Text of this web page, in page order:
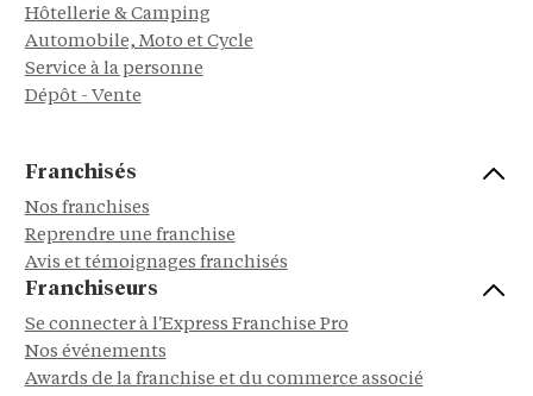
Hôtellerie & Camping
Automobile, Moto et Cycle
Service à la personne
Dépôt - Vente
Franchisés
Nos franchises
Reprendre une franchise
Avis et témoignages franchisés
Franchiseurs
Se connecter à l'Express Franchise Pro
Nos événements
Awards de la franchise et du commerce associé